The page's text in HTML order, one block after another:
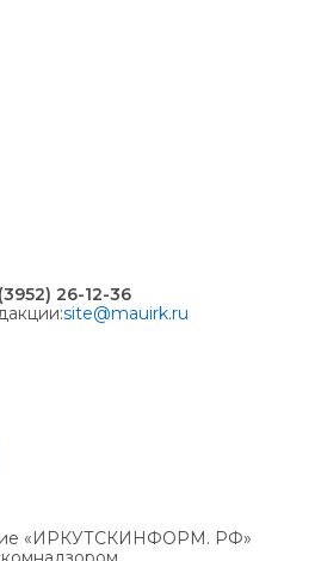
26-12-36
site@mauirk.ru
«ИРКУТСКИНФОРМ. РФ»